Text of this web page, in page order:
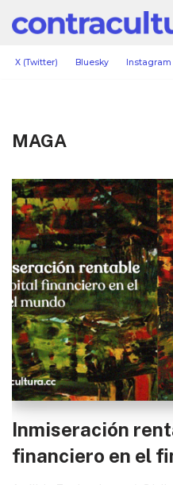
al
X (Twitter) Bluesky Instagram
MAGA
Inmiseración
financiero en el